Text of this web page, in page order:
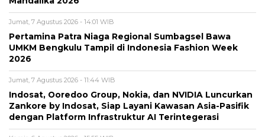
Jumat, 7 Agustus 2026 - 14:01 WIB
Pertamina Patra Niaga Regional Sumbagsel Bawa
UMKM Bengkulu Tampil di Indonesia Fashion Week
2026
Jumat, 7 Agustus 2026 - 11:44 WIB
Indosat, Ooredoo Group, Nokia, dan NVIDIA Luncurkan
Zankore by Indosat, Siap Layani Kawasan Asia-Pasifik
dengan Platform Infrastruktur AI Terintegerasi